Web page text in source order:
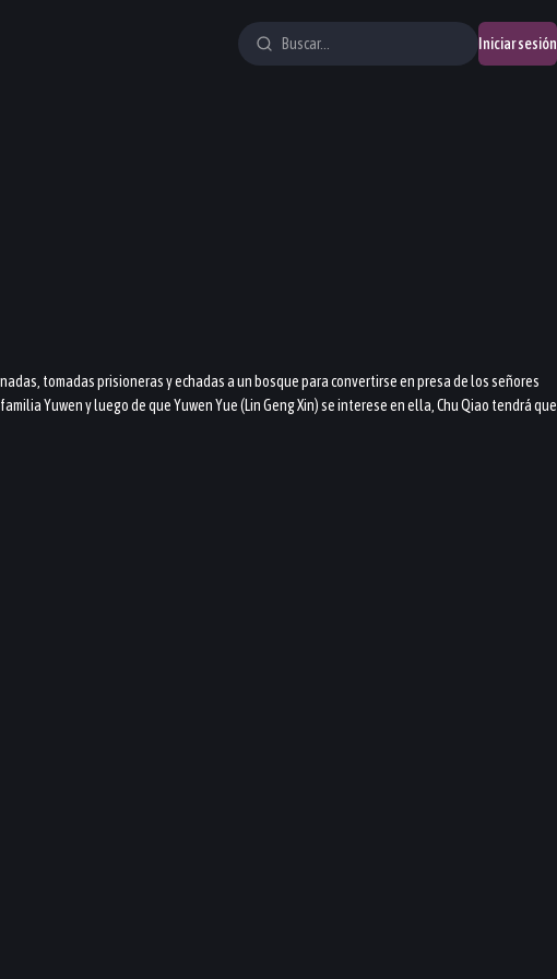
Iniciar sesión
tomadas prisioneras y echadas a un bosque para convertirse en presa de los señores
Yuwen y luego de que Yuwen Yue (Lin Geng Xin) se interese en ella, Chu Qiao tendrá que